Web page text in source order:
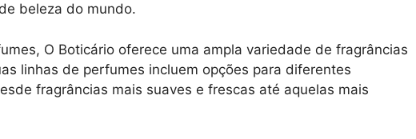
beleza do mundo.
O Boticário oferece uma ampla variedade de fragrâncias
linhas de perfumes incluem opções para diferentes
fragrâncias mais suaves e frescas até aquelas mais